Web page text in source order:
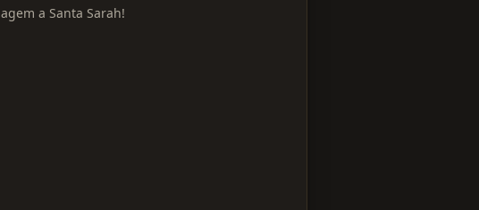
a Santa Sarah!